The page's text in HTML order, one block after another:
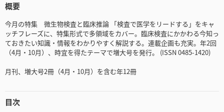
概要
今月の特集 微生物検査と臨床推論 「検査で医学をリードする」をキャ
ッチフレーズに、特集形式で多領域をカバー。臨床検査にかかわる今知っ
ておきたい知識・情報をわかりやすく解説する。連載企画も充実。年2回
（4月・10月）、時宜を得たテーマで増大号を発行。 (ISSN 0485-1420)
月刊、増大号2冊（4月・10月）を含む年12冊
目次